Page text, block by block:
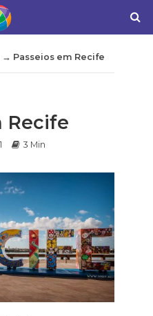
→ Passeios em Recife
Recife
3 Min